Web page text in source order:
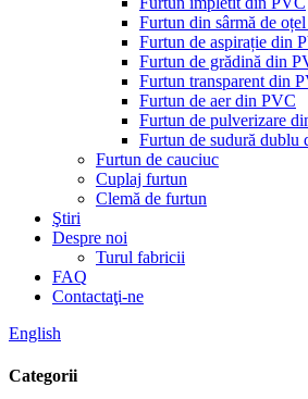
Furtun din sârmă de
Furtun de aspirație din
Furtun de grădină din
Furtun transparent din
Furtun de aer din PVC
Furtun de pulverizare
Furtun de sudură dublu
Furtun de cauciuc
Cuplaj furtun
Clemă de furtun
Ştiri
Despre noi
Turul fabricii
FAQ
Contactaţi-ne
English
Categorii